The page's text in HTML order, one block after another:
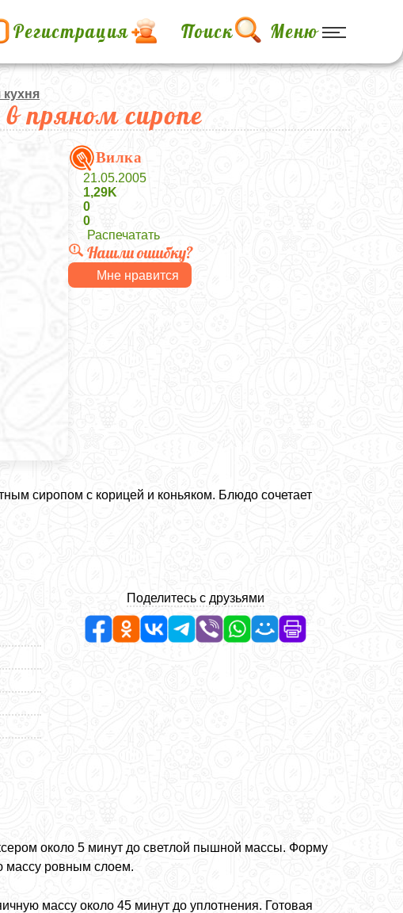
Регистрация Поиск Меню
кухня
пряном сиропе
Вилка
21.05.2005
1,29K
0
0
Распечатать
Нашли ошибку?
Мне нравится
сиропом с корицей и коньяком. Блюдо сочетает
Поделитесь с друзьями
около 5 минут до светлой пышной массы. Форму
массу ровным слоем.
массу около 45 минут до уплотнения. Готовая